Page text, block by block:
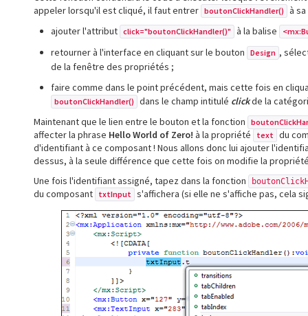
appeler lorsqu'il est cliqué, il faut entrer boutonClickHandler() à
ajouter l'attribut click="boutonClickHandler()" à la balise
retourner à l'interface en cliquant sur le bouton Design ,
de la fenêtre des propriétés ;
faire comme dans le point précédent, mais cette fois en
boutonClickHandler() dans le champ intitulé clickde la
Maintenant que le lien entre le bouton et la fonction
affecter la phrase Hello World of Zero! à la propriété text du
d'identifiant à ce composant ! Nous allons donc lui ajouter
dessus, à la seule différence que cette fois on modifie la
Une fois l'identifiant assigné, tapez dans la fonction
du composant txtInput s'affichera (si elle ne s'affiche pas, cela